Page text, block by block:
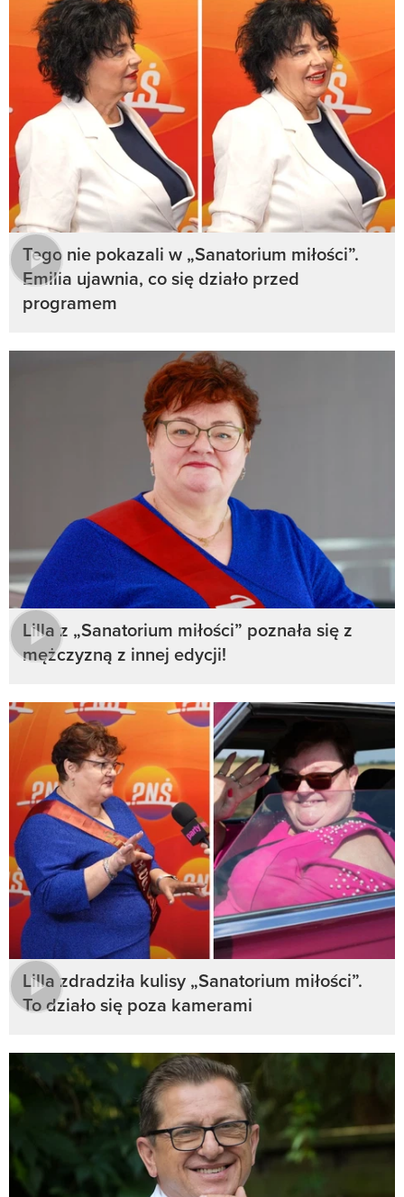
Tego nie pokazali w „Sanatorium miłości”.
Emilia ujawnia, co się działo przed
programem
Lilla z „Sanatorium miłości” poznała się z
mężczyzną z innej edycji!
Lilla zdradziła kulisy „Sanatorium miłości”.
To działo się poza kamerami